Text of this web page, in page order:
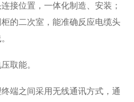
接位置，一体化制造、安装；
的二次室，能准确反应电缆头
取能。
端之间采用无线通讯方式，通